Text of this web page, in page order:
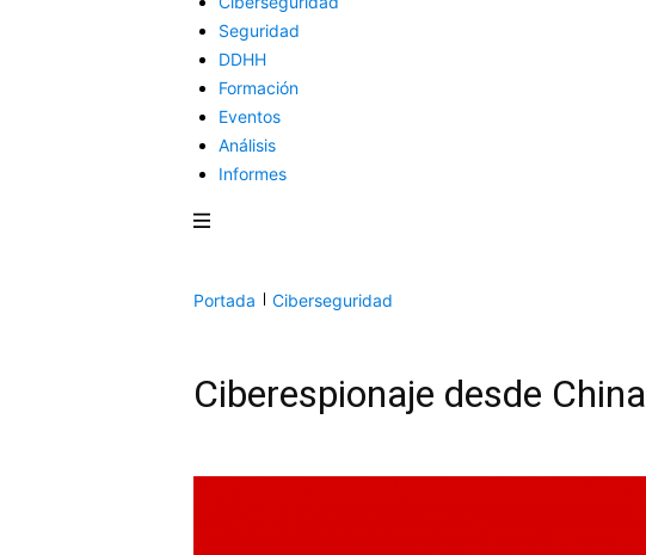
Seguridad
DDHH
Formación
Eventos
Análisis
Informes
Portada Ciberseguridad
Ciberespionaje desde China